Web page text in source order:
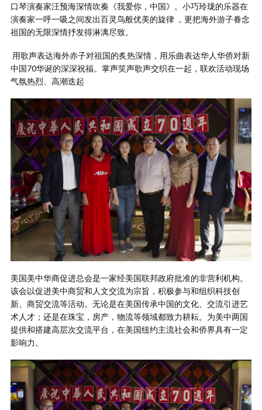
口琴演奏家汪预海深情吹奏《我爱你，中国》。小巧玲珑的乐器在
演奏家一呼一吸之间发出百灵鸟般优美的旋律 ，更把海外游子眷念
祖国的无限深情抒发得淋漓尽致。
用歌声表达海外赤子对祖国的炙热深情，用乐曲表达华人华侨对新
中国70华诞的深深祝福。掌声笑声歌声交织在一起，联欢活动现场
气氛热烈、高潮迭起
美国美中华商促进总会是一家经美国联邦政府批准的非营利机构。
该会以促进美中商贸和人文交流为宗旨，积极参与和组织科技创
新、商贸交流等活动。无论是在美国传承中国的文化、交流引进艺
术人才；还是在珠宝，房产，物流等领域都致力耕耘。为美中两国
提供和搭建高层次交流平台，在美国纽约主流社会和侨界具有一定
影响力。